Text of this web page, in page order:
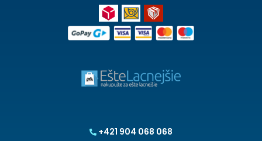
+421 904 068 068